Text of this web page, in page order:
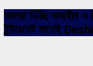
আমরা দিচ্ছি বাধাহীন ও
ইন্টারনেট মানেই